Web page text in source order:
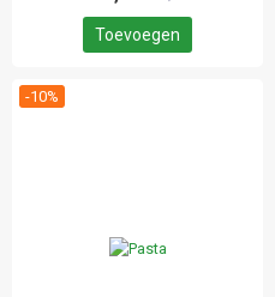
Toevoegen
-10%